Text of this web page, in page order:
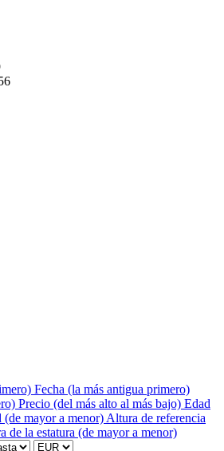
Fecha (la más antigua primero)
Precio (del más alto al más bajo) Edad
(de mayor a menor) Altura de referencia
de la estatura (de mayor a menor)